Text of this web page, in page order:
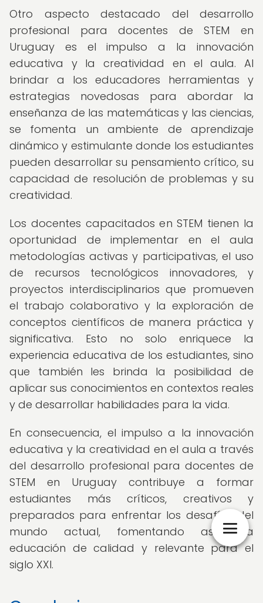
Otro aspecto destacado del desarrollo
profesional para docentes de STEM en
Uruguay es el impulso a la innovación
educativa y la creatividad en el aula. Al
brindar a los educadores herramientas y
estrategias novedosas para abordar la
enseñanza de las matemáticas y las ciencias,
se fomenta un ambiente de aprendizaje
dinámico y estimulante donde los estudiantes
pueden desarrollar su pensamiento crítico, su
capacidad de resolución de problemas y su
creatividad.
Los docentes capacitados en STEM tienen la
oportunidad de implementar en el aula
metodologías activas y participativas, el uso
de recursos tecnológicos innovadores, y
proyectos interdisciplinarios que promueven
el trabajo colaborativo y la exploración de
conceptos científicos de manera práctica y
significativa. Esto no solo enriquece la
experiencia educativa de los estudiantes, sino
que también les brinda la posibilidad de
aplicar sus conocimientos en contextos reales
y de desarrollar habilidades para la vida.
En consecuencia, el impulso a la innovación
educativa y la creatividad en el aula a través
del desarrollo profesional para docentes de
STEM en Uruguay contribuye a formar
estudiantes más críticos, creativos y
preparados para enfrentar los desafíos del
mundo actual, fomentando así una
educación de calidad y relevante para el
siglo XXI.